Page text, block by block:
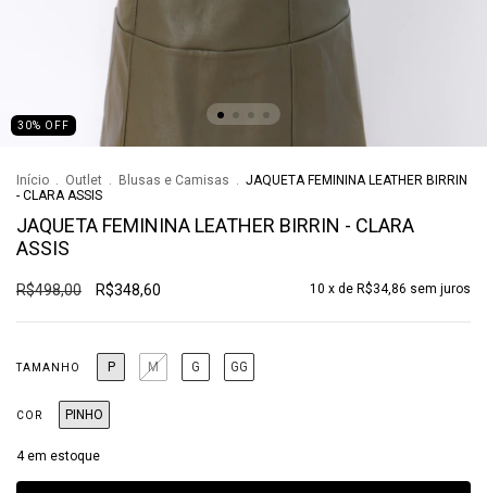
30% OFF
Início Outlet Blusas e Camisas
JAQUETA FEMININA LEATHER BIRRIN
- CLARA ASSIS
JAQUETA FEMININA LEATHER BIRRIN - CLARA
ASSIS
R$498,00 R$348,60 10 x de R$34,86 sem juros
TAMANHO P M G GG
COR PINHO
4em estoque